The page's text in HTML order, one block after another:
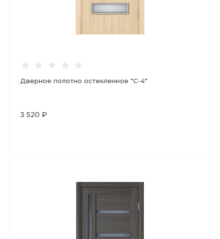
Дверное полотно остекленное "С-4"
3 520 ₽